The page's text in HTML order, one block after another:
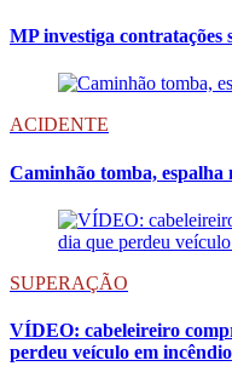
MP investiga contratações
ACIDENTE
Caminhão tomba, espalha
SUPERAÇÃO
VÍDEO: cabeleireiro
perdeu veículo em incêndio